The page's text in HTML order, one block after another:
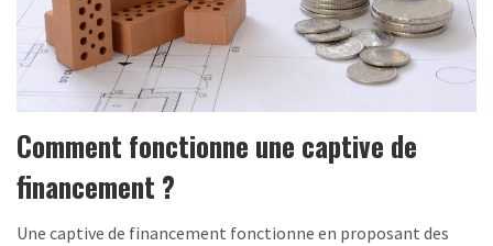
Comment fonctionne une captive de
financement ?
Une captive de financement fonctionne en proposant des